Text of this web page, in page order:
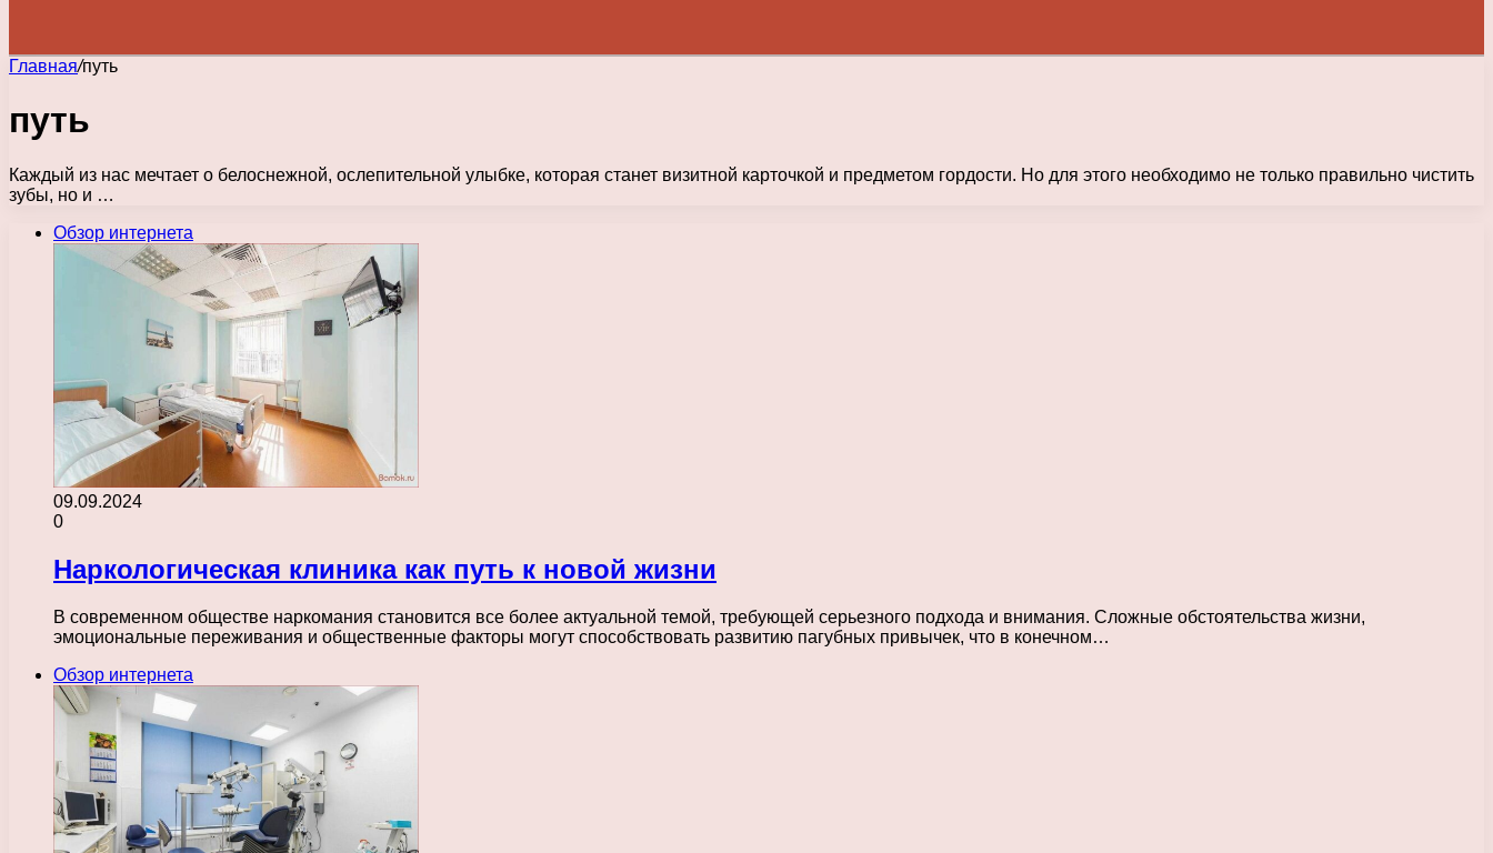
Главная/путь
путь
Каждый из нас мечтает о белоснежной, ослепительной улыбке, которая станет визитной карточкой и предметом гордости. Но для этого необходимо не только правильно чистить
зубы, но и …
Обзор интернета
09.09.2024
0
Наркологическая клиника как путь к новой жизни
В современном обществе наркомания становится все более актуальной темой, требующей серьезного подхода и внимания. Сложные обстоятельства жизни,
эмоциональные переживания и общественные факторы могут способствовать развитию пагубных привычек, что в конечном…
Обзор интернета